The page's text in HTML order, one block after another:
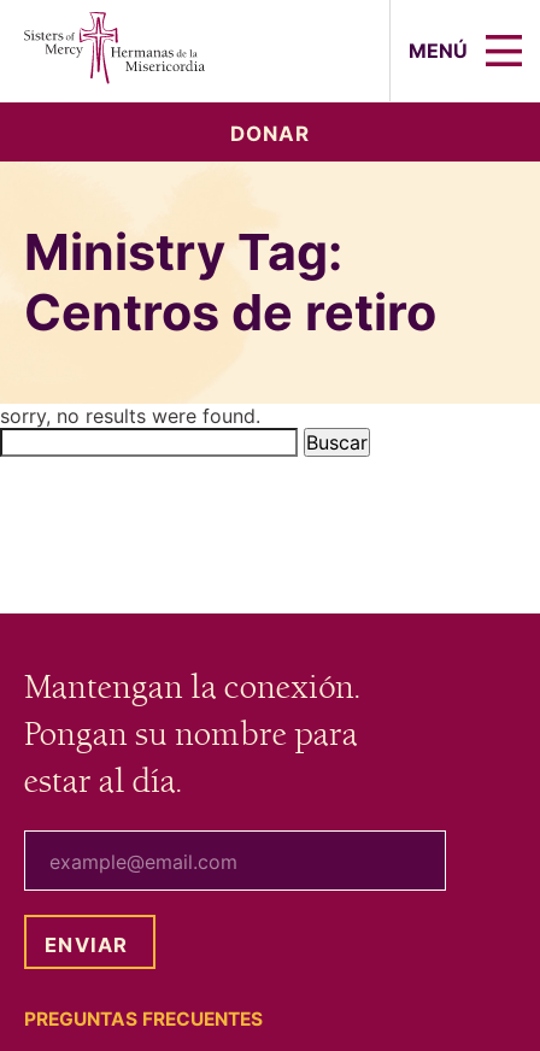
MENÚ
DONAR
Ministry Tag:
Centros de retiro
sorry, no results were found.
Mantengan la conexión.
Pongan su nombre para
estar al día.
PREGUNTAS FRECUENTES